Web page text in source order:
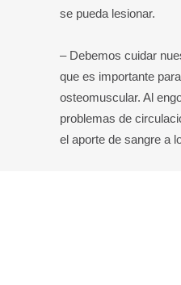
se pueda lesionar.
– Debemos cuidar
que es importante
osteomuscular. Al
problemas de
el aporte de sangre a